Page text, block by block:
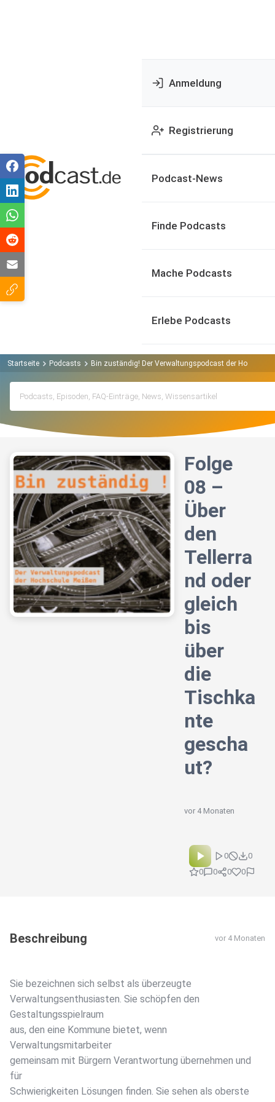
Anmeldung
Registrierung
Podcast-News
Finde Podcasts
Mache Podcasts
Erlebe Podcasts
Startseite Podcasts Bin zuständig! Der Verwaltungspodcast der
Folge
08 –
Über
den
Tellerra
nd oder
gleich
bis
über
die
Tischka
nte
gescha
ut?
vor 4 Monaten
0
0
0
0 0 0
Beschreibung vor 4 Monaten
Sie bezeichnen sich selbst als überzeugte
Verwaltungsenthusiasten. Sie schöpfen den
Gestaltungsspielraum
aus, den eine Kommune bietet, wenn
Verwaltungsmitarbeiter
gemeinsam mit Bürgern Verantwortung übernehmen und
für
Schwierigkeiten Lösungen finden. Sie sehen als oberste